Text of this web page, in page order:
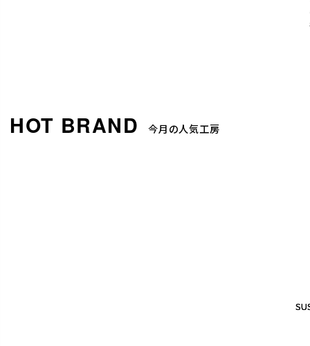
今月の人気工房